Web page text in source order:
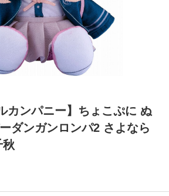
カンパニー】ちょこぷに ぬ
ダンガンロンパ2 さよなら
秋